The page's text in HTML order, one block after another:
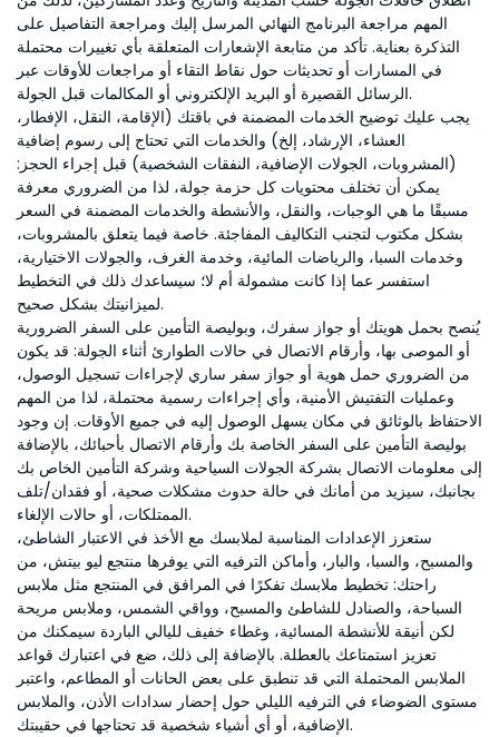
المهم مراجعة البرنامج النهائي المرسل إليك ومراجعة التفاصيل على
التذكرة بعناية. تأكد من متابعة الإشعارات المتعلقة بأي تغييرات محتملة
في المسارات أو تحديثات حول نقاط التقاء أو مراجعات للأوقات عبر
الرسائل القصيرة أو البريد الإلكتروني أو المكالمات قبل الجولة.
يجب عليك توضيح الخدمات المضمنة في باقتك (الإقامة، النقل، الإفطار،
العشاء، الإرشاد، إلخ) والخدمات التي تحتاج إلى رسوم إضافية
(المشروبات، الجولات الإضافية، النفقات الشخصية) قبل إجراء الحجز:
يمكن أن تختلف محتويات كل حزمة جولة، لذا من الضروري معرفة
مسبقًا ما هي الوجبات، والنقل، والأنشطة والخدمات المضمنة في السعر
بشكل مكتوب لتجنب التكاليف المفاجئة. خاصة فيما يتعلق بالمشروبات،
وخدمات السبا، والرياضات المائية، وخدمة الغرف، والجولات الاختيارية،
استفسر عما إذا كانت مشمولة أم لا؛ سيساعدك ذلك في التخطيط
لميزانيتك بشكل صحيح.
يُنصح بحمل هويتك أو جواز سفرك، وبوليصة التأمين على السفر الضرورية
أو الموصى بها، وأرقام الاتصال في حالات الطوارئ أثناء الجولة: قد يكون
من الضروري حمل هوية أو جواز سفر ساري لإجراءات تسجيل الوصول،
وعمليات التفتيش الأمنية، وأي إجراءات رسمية محتملة، لذا من المهم
الاحتفاظ بالوثائق في مكان يسهل الوصول إليه في جميع الأوقات. إن وجود
بوليصة التأمين على السفر الخاصة بك وأرقام الاتصال بأحبائك، بالإضافة
إلى معلومات الاتصال بشركة الجولات السياحية وشركة التأمين الخاص بك
بجانبك، سيزيد من أمانك في حالة حدوث مشكلات صحية، أو فقدان/تلف
الممتلكات، أو حالات الإلغاء.
ستعزز الإعدادات المناسبة لملابسك مع الأخذ في الاعتبار الشاطئ،
والمسبح، والسبا، والبار، وأماكن الترفيه التي يوفرها منتجع ليو بيتش، من
راحتك: تخطيط ملابسك تفكرًا في المرافق في المنتجع مثل ملابس
السباحة، والصنادل للشاطئ والمسبح، وواقي الشمس، وملابس مريحة
لكن أنيقة للأنشطة المسائية، وغطاء خفيف لليالي الباردة سيمكنك من
تعزيز استمتاعك بالعطلة. بالإضافة إلى ذلك، ضع في اعتبارك قواعد
الملابس المحتملة التي قد تنطبق على بعض الحانات أو المطاعم، واعتبر
مستوى الضوضاء في الترفيه الليلي حول إحضار سدادات الأذن، والملابس
الإضافية، أو أي أشياء شخصية قد تحتاجها في حقيبتك.